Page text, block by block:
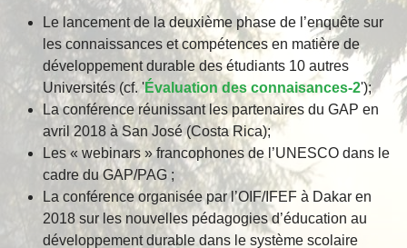
Le lancement de la deuxième phase de l’enquête sur
les connaissances et compétences en matière de
développement durable des étudiants 10 autres
Universités (cf. 'Évaluation des connaisances-2');
La conférence réunissant les partenaires du GAP en
avril 2018 à San José (Costa Rica);
Les « webinars » francophones de l’UNESCO dans le
cadre du GAP/PAG ;
La conférence organisée par l’OIF/IFEF à Dakar en
2018 sur les nouvelles pédagogies d’éducation au
développement durable dans le système scolaire